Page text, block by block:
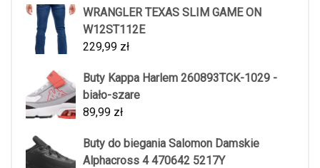
WRANGLER TEXAS SLIM GAME ON
W12ST112E
229,99 zł
Buty Kappa Harlem 260893TCK-1029 -
biało-szare
89,99 zł
Buty do biegania Salomon Damskie
Alphacross 4 470642 5217Y